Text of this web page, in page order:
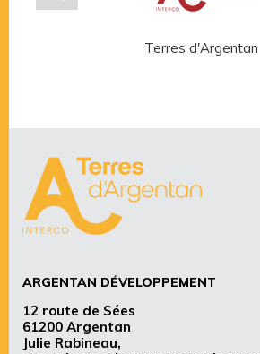
Terres d'Argentan
ARGENTAN DÉVELOPPEMENT
12 route de Sées
61200 Argentan
Julie Rabineau,